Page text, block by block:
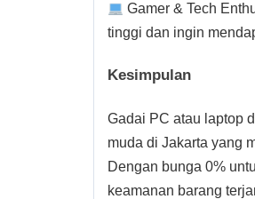
Gamer & Tech
tinggi dan ingin
Kesimpulan
Gadai PC atau laptop
muda di Jakarta yang
Dengan bunga 0%
keamanan barang